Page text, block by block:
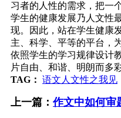
习者的人性的需求，把一
学生的健康发展乃人文性
现。因此，站在学生健康
主、科学、平等的平台，
依照学生的学习规律设计
片自由、和谐、明朗而多
TAG： 语文人文性之我见
上一篇：作文中如何审